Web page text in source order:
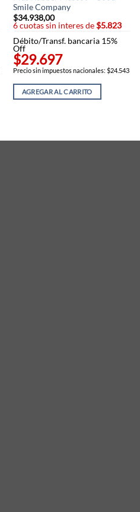
Smile Company
$34.938,00
6 cuotas sin interes de$5.823
Débito/Transf. bancaria 15%
Off
$29.697
Precio sin impuestos nacionales: $24.543
AGREGAR AL CARRITO